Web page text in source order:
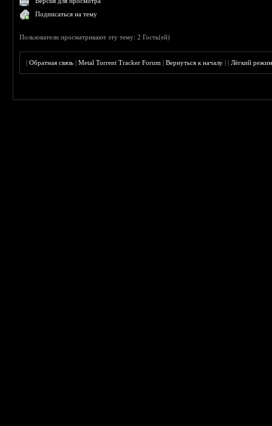
Подписаться на тему
Пользователи просматривают эту тему: 2 Гость(ей)
|Обратная связь |Metal Torrent Tracker Forum |Вернуться к началу ||Лёгкий